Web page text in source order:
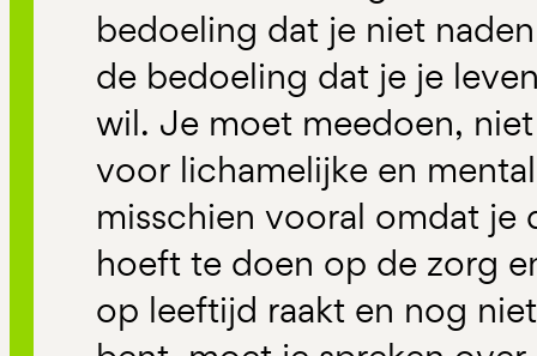
bedoeling dat je niet
de bedoeling dat je je
wil. Je moet meedoen,
voor lichamelijke en
misschien vooral omdat je
hoeft te doen op de zorg
op leeftijd raakt en nog